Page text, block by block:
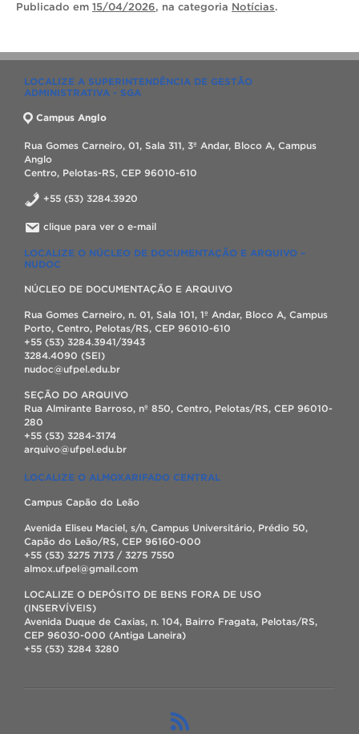
Publicado em 15/04/2026, na categoria Notícias.
LOCALIZE A SUPERINTENDÊNCIA DE GESTÃO
ADMINISTRATIVA - SGA
Campus Anglo
Rua Gomes Carneiro, 01, Sala 311, 3º Andar, Bloco A, Campus
Anglo
Centro, Pelotas-RS, CEP 96010-610
+55 (53) 3284.3920
clique para ver o e-mail
LOCALIZE O NÚCLEO DE DOCUMENTAÇÃO E ARQUIVO –
NUDOC
NÚCLEO DE DOCUMENTAÇÃO E ARQUIVO
Rua Gomes Carneiro, n. 01, Sala 101, 1º Andar, Bloco A, Campus
Porto, Centro, Pelotas/RS, CEP 96010-610
+55 (53) 3284.3941/3943
3284.4090 (SEI)
nudoc@ufpel.edu.br
SEÇÃO DO ARQUIVO
Rua Almirante Barroso, nº 850, Centro, Pelotas/RS, CEP 96010-
280
+55 (53) 3284-3174
arquivo@ufpel.edu.br
LOCALIZE O ALMOXARIFADO CENTRAL
Campus Capão do Leão
Avenida Eliseu Maciel, s/n, Campus Universitário, Prédio 50,
Capão do Leão/RS, CEP 96160-000
+55 (53) 3275 7173 / 3275 7550
almox.ufpel@gmail.com
LOCALIZE O DEPÓSITO DE BENS FORA DE USO
(INSERVÍVEIS)
Avenida Duque de Caxias, n. 104, Bairro Fragata, Pelotas/RS,
CEP 96030-000 (Antiga Laneira)
+55 (53) 3284 3280